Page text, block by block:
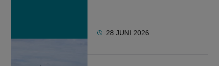
28 JUNI 2026